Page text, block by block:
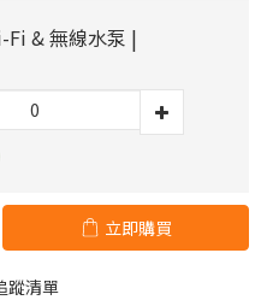
Fi & 無線水泵 |
立即購買
蹤清單